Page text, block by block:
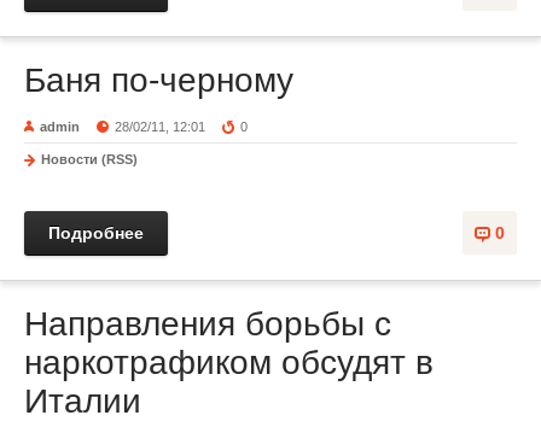
Баня по-черному
admin 28/02/11, 12:01 0
Новости (RSS)
0
Подробнее
Направления борьбы с
наркотрафиком обсудят в
Италии